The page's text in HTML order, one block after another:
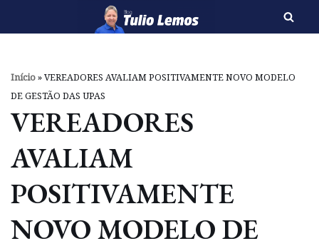
o
conteúdo
Início»VEREADORES AVALIAM POSITIVAMENTE NOVO MODELO
DE GESTÃO DAS UPAS
VEREADORES
AVALIAM
POSITIVAMENTE
NOVO MODELO DE